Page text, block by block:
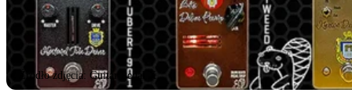
Źródło zdjęcia: Guitar Pedal X